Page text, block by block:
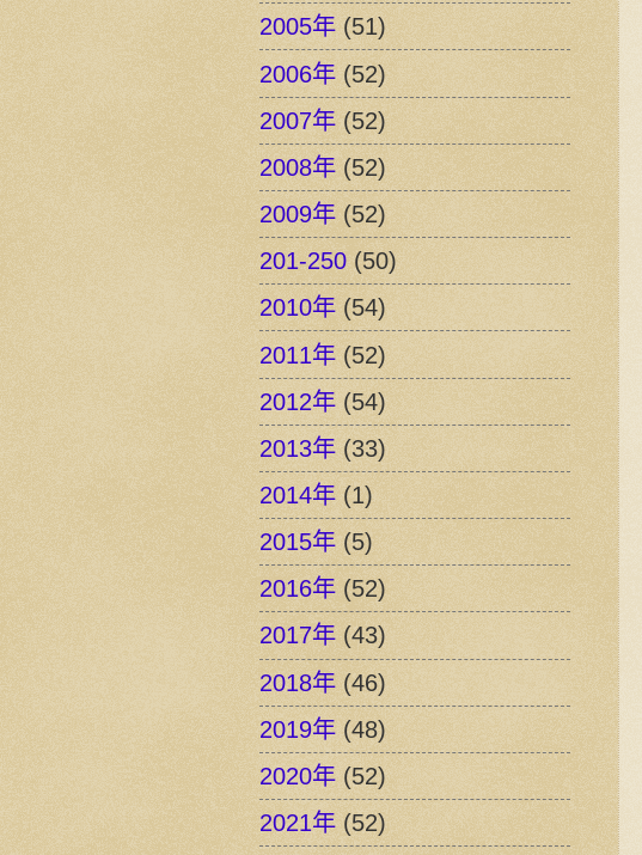
2005年 (51)
2006年 (52)
2007年 (52)
2008年 (52)
2009年 (52)
201-250 (50)
2010年 (54)
2011年 (52)
2012年 (54)
2013年 (33)
2014年 (1)
2015年 (5)
2016年 (52)
2017年 (43)
2018年 (46)
2019年 (48)
2020年 (52)
2021年 (52)